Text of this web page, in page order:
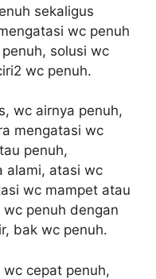
sekaligus
wc penuh
solusi wc
wc penuh.
wc airnya penuh,
mengatasi wc
penuh,
alami, atasi wc
wc mampet atau
penuh dengan
bak wc penuh.
cepat penuh,